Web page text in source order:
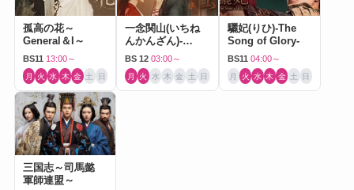
孤高の花～
General＆I～
BS11 13:00～
月 火 水 木 金 土 日
一念関山(いちね
んかんざん)-
Journey to Love-
BS 12 03:00～
月 火 水 木 金 土 日
驪妃(りひ)-The
Song of Glory-
BS11 04:00～
月 火 水 木 金 土 日
三国志～司馬懿
軍師連盟～